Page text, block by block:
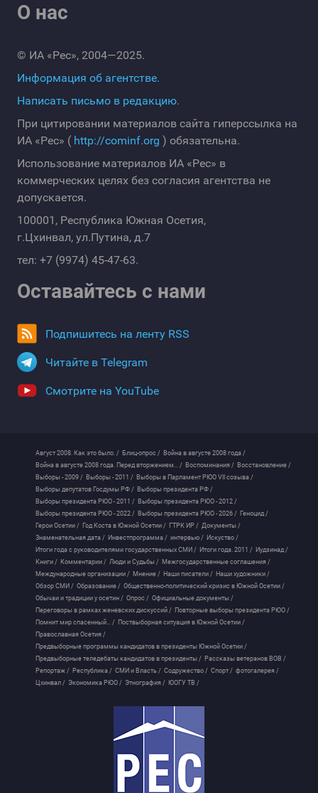
О нас
© ИА «Рес», 2004—2025.
Информация об агентстве.
Написать письмо в редакцию.
При цитировании материалов сайта гиперссылка на
ИА «Рес» ( http://cominf.org ) обязательна.
Использование материалов ИА «Рес» в
коммерческих целях без согласия агентства не
допускается.
100001, Республика Южная Осетия,
г.Цхинвал, ул.Путина, д.7
тел: +7 (9974) 45-47-63.
Оставайтесь с нами
Подпишитесь на ленту RSS
Читайте в Telegram
Смотрите на YouTube
Август 2008. Как это было. / Блиц-опрос / Война в августе 2008 года /
Война в августе 2008 года. Перед вторжением... / Воспоминания / Восстановление /
Выборы - 2009 / Выборы - 2011 / Выборы в Парламент РЮО VII созыва /
Выборы депутатов Госдумы РФ / Выборы президента РФ /
Выборы президента РЮО - 2011 / Выборы президента РЮО - 2012 /
Выборы президента РЮО - 2022 / Выборы президента РЮО - 2026 / Геноцид /
Герои Осетии / Год Коста в Южной Осетии / ГТРК ИР / Документы /
Знаменательная дата / Инвестпрограмма / интервью / Искуство /
Итоги года с руководителями государственных СМИ / Итоги года. 2011 / Иудзинад /
Книги / Комментарии / Люди и Судьбы / Межгосударственные соглашения /
Международные организации / Мнение / Наши писатели / Наши художники /
Обзор СМИ / Образование / Общественно-политический кризис в Южной Осетии /
Обычаи и традиции у осетин / Опрос / Официальные документы /
Переговоры в рамках женевских дискуссий / Повторные выборы президента РЮО /
Помнит мир спасенный... / Поствыборная ситуация в Южной Осетии /
Православная Осетия /
Предвыборные программы кандидатов в президенты Южной Осетии /
Предвыборные теледебаты кандидатов в президенты / Рассказы ветеранов ВОВ /
Репортаж / Республика / СМИ и Власть / Содружество / Спорт / фотогалерея /
Цхинвал / Экономика РЮО / Этнография / ЮОГУ ТВ /